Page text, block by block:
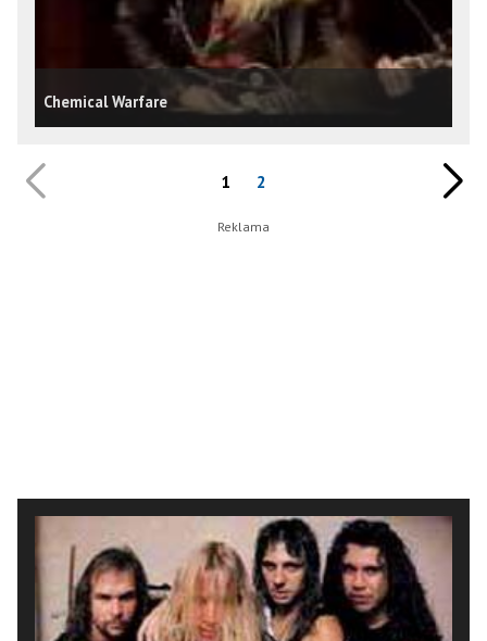
Chemical Warfare
1 2